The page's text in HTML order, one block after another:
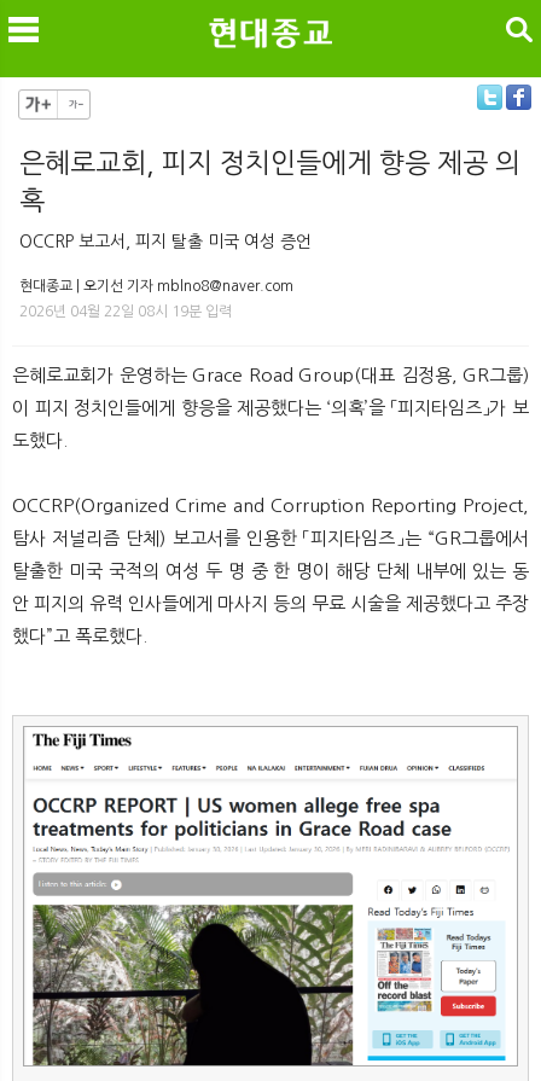
메
뉴 색
검색
은혜로교회, 피지 정치인들에게 향응 제공 의
혹
OCCRP 보고서, 피지 탈출 미국 여성 증언
현대종교 | 오기선 기자 mblno8@naver.com
2026년 04월 22일 08시 19분 입력
은혜로교회가 운영하는 Grace Road Group(대표 김정용, GR그룹)
이 피지 정치인들에게 향응을 제공했다는 ‘의혹’을 「피지타임즈」가 보
도했다.
OCCRP(Organized Crime and Corruption Reporting Project,
탐사 저널리즘 단체) 보고서를 인용한 「피지타임즈」는 “GR그룹에서
탈출한 미국 국적의 여성 두 명 중 한 명이 해당 단체 내부에 있는 동
안 피지의 유력 인사들에게 마사지 등의 무료 시술을 제공했다고 주장
했다”고 폭로했다.